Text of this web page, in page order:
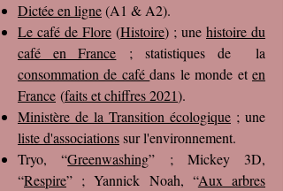
Dictée en ligne(A1 & A2).
Le café de Flore (Histoire) ; une histoire du
café en France ; statistiques de la
consommation de cafédans le monde eten
France (faits et chiffres 2021).
Ministère de la Transition écologique ; une
liste d'associationssur l'environnement.
Tryo, “Greenwashing” ; Mickey 3D,
“Respire” ; Yannick Noah, “Aux arbres